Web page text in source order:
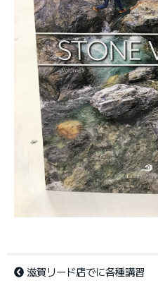
滋賀リード店でに各種講習